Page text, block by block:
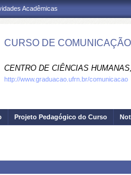
Acadêmicas
CURSO DE
CENTRO DE CIÊNCIAS
http://www.graduacao.ufrn.br/comunicacao
Projeto Pedagógico do Curso